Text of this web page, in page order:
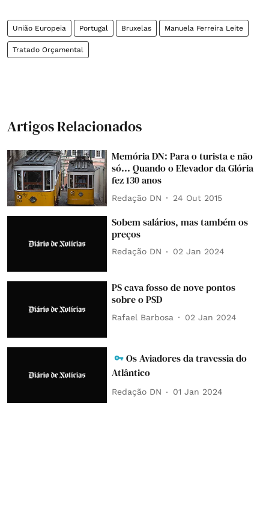
União Europeia Portugal Bruxelas Manuela Ferreira Leite
Tratado Orçamental
Artigos Relacionados
Memória DN: Para o turista e não
só... Quando o Elevador da Glória
fez 130 anos
Redação DN 24 Out 2015
Sobem salários, mas também os
preços
Redação DN 02 Jan 2024
PS cava fosso de nove pontos
sobre o PSD
Rafael Barbosa 02 Jan 2024
Os Aviadores da travessia do
Atlântico
Redação DN 01 Jan 2024